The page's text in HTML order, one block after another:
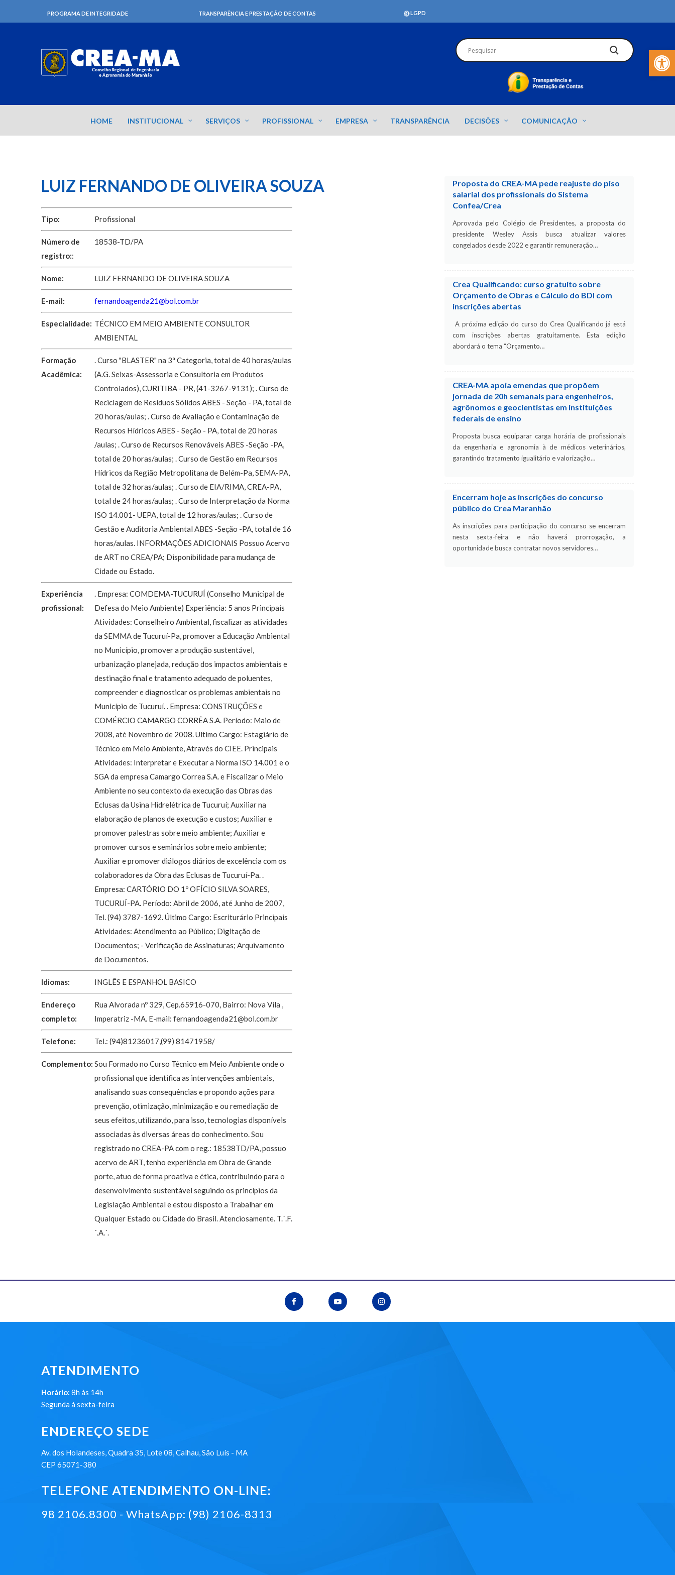
Barra de
PROGRAMA DE INTEGRIDADE TRANSPARÊNCIA E PRESTAÇÃO DE CONTAS LGPD
HOME INSTITUCIONAL SERVIÇOS PROFISSIONAL EMPRESA TRANSPARÊNCIA DECISÕES COMUNICAÇÃO
LUIZ FERNANDO DE OLIVEIRA SOUZA
Tipo: Profissional
Número de
registro::
18538-TD/PA
Nome: LUIZ FERNANDO DE OLIVEIRA SOUZA
E-mail: fernandoagenda21@bol.com.br
Especialidade: TÉCNICO EM MEIO AMBIENTE CONSULTOR
AMBIENTAL
Formação
Acadêmica:
. Curso "BLASTER" na 3ª Categoria, total de 40 horas/aulas
(A.G. Seixas-Assessoria e Consultoria em Produtos
Controlados), CURITIBA - PR, (41-3267-9131); . Curso de
Reciclagem de Resíduos Sólidos ABES - Seção - PA, total de
20 horas/aulas; . Curso de Avaliação e Contaminação de
Recursos Hídricos ABES - Seção - PA, total de 20 horas
/aulas; . Curso de Recursos Renováveis ABES -Seção -PA,
total de 20 horas/aulas; . Curso de Gestão em Recursos
Hídricos da Região Metropolitana de Belém-Pa, SEMA-PA,
total de 32 horas/aulas; . Curso de EIA/RIMA, CREA-PA,
total de 24 horas/aulas; . Curso de Interpretação da Norma
ISO 14.001- UEPA, total de 12 horas/aulas; . Curso de
Gestão e Auditoria Ambiental ABES -Seção -PA, total de 16
horas/aulas. INFORMAÇÕES ADICIONAIS Possuo Acervo
de ART no CREA/PA; Disponibilidade para mudança de
Cidade ou Estado.
Experiência
profissional:
. Empresa: COMDEMA-TUCURUÍ (Conselho Municipal de
Defesa do Meio Ambiente) Experiência: 5 anos Principais
Atividades: Conselheiro Ambiental, fiscalizar as atividades
da SEMMA de Tucuruí-Pa, promover a Educação Ambiental
no Município, promover a produção sustentável,
urbanização planejada, redução dos impactos ambientais e
destinação final e tratamento adequado de poluentes,
compreender e diagnosticar os problemas ambientais no
Município de Tucuruí. . Empresa: CONSTRUÇÕES e
COMÉRCIO CAMARGO CORRÊA S.A. Período: Maio de
2008, até Novembro de 2008. Ultimo Cargo: Estagiário de
Técnico em Meio Ambiente, Através do CIEE. Principais
Atividades: Interpretar e Executar a Norma ISO 14.001 e o
SGA da empresa Camargo Correa S.A. e Fiscalizar o Meio
Ambiente no seu contexto da execução das Obras das
Eclusas da Usina Hidrelétrica de Tucuruí; Auxiliar na
elaboração de planos de execução e custos; Auxiliar e
promover palestras sobre meio ambiente; Auxiliar e
promover cursos e seminários sobre meio ambiente;
Auxiliar e promover diálogos diários de excelência com os
colaboradores da Obra das Eclusas de Tucuruí-Pa. .
Empresa: CARTÓRIO DO 1º OFÍCIO SILVA SOARES,
TUCURUÍ-PA. Período: Abril de 2006, até Junho de 2007,
Tel. (94) 3787-1692. Último Cargo: Escriturário Principais
Atividades: Atendimento ao Público; Digitação de
Documentos; - Verificação de Assinaturas; Arquivamento
de Documentos.
Idiomas: INGLÊS E ESPANHOL BASICO
Endereço
completo:
Rua Alvorada nº 329, Cep.65916-070, Bairro: Nova Vila ,
Imperatriz -MA. E-mail: fernandoagenda21@bol.com.br
Telefone: Tel.: (94)81236017,(99) 81471958/
Complemento: Sou Formado no Curso Técnico em Meio Ambiente onde o
profissional que identifica as intervenções ambientais,
analisando suas consequências e propondo ações para
prevenção, otimização, minimização e ou remediação de
seus efeitos, utilizando, para isso, tecnologias disponíveis
associadas às diversas áreas do conhecimento. Sou
registrado no CREA-PA com o reg.: 18538TD/PA, possuo
acervo de ART, tenho experiência em Obra de Grande
porte, atuo de forma proativa e ética, contribuindo para o
desenvolvimento sustentável seguindo os princípios da
Legislação Ambiental e estou disposto a Trabalhar em
Qualquer Estado ou Cidade do Brasil. Atenciosamente. T.´.F.
´.A.´.
Proposta do CREA-MA pede reajuste do piso
salarial dos profissionais do Sistema
Confea/Crea
Aprovada pelo Colégio de Presidentes, a proposta do
presidente Wesley Assis busca atualizar valores
congelados desde 2022 e garantir remuneração…
Crea Qualificando: curso gratuito sobre
Orçamento de Obras e Cálculo do BDI com
inscrições abertas
A próxima edição do curso do Crea Qualificando já está
com inscrições abertas gratuitamente. Esta edição
abordará o tema “Orçamento…
CREA-MA apoia emendas que propõem
jornada de 20h semanais para engenheiros,
agrônomos e geocientistas em instituições
federais de ensino
Proposta busca equiparar carga horária de profissionais
da engenharia e agronomia à de médicos veterinários,
garantindo tratamento igualitário e valorização…
Encerram hoje as inscrições do concurso
público do Crea Maranhão
As inscrições para participação do concurso se encerram
nesta sexta-feira e não haverá prorrogação, a
oportunidade busca contratar novos servidores…
ATENDIMENTO
Horário: 8h às 14h
Segunda à sexta-feira
ENDEREÇO SEDE
Av. dos Holandeses, Quadra 35, Lote 08, Calhau, São Luís - MA
CEP 65071-380
TELEFONE ATENDIMENTO ON-LINE:
98 2106.8300 - WhatsApp: (98) 2106-8313